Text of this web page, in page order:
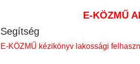
E-KÖZMŰ
Segítség
E-KÖZMŰ kézikönyv lakossági